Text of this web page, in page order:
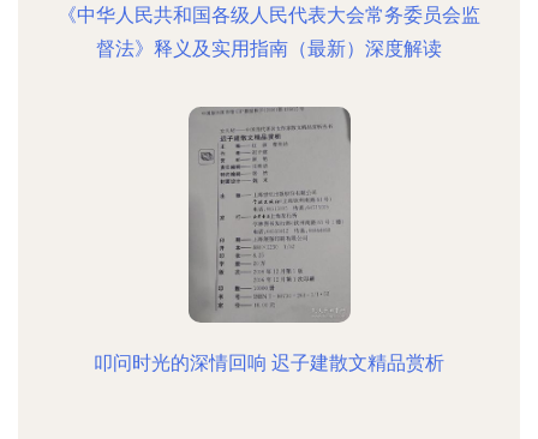
《中华人民共和国各级人民代表大会常务委员会监
督法》释义及实用指南（最新）深度解读
叩问时光的深情回响 迟子建散文精品赏析